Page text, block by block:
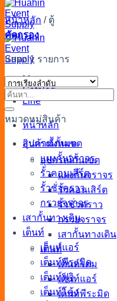
Menu
Catalog
Line
หน้าหลัก
สินค้าทั้งหมด
อุปกรณ์กั้นเขต
แผงกั้นจราจร
รั้วคอนเสิร์ต
รั้วชั่วคราว
กรวยจราจร
เสากั้นทางเดิน
เต็นท์
เต็นท์โดม
เต็นท์แอร์
เต็นท์พีระมิด
หน้าหลัก /ตู้
คัดกรอง
แสดง 1 รายการ
ค้นหา:
หมวดหมู่สินค้า
อุปกรณ์กั้นเขต
แผงกั้นจราจร
รั้วคอนเสิร์ต
รั้วชั่วคราว
กรวยจราจร
เสากั้นทางเดิน
เต็นท์
เต็นท์แอร์
เต็นท์พีระมิด
เต็นท์ฟูจิ
เต็นท์โค้ง